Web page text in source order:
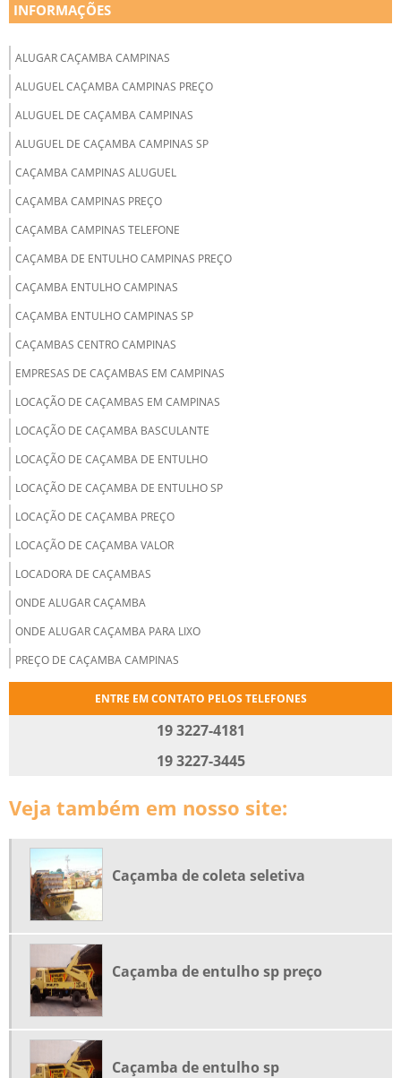
INFORMAÇÕES
ALUGAR CAÇAMBA CAMPINAS
ALUGUEL CAÇAMBA CAMPINAS PREÇO
ALUGUEL DE CAÇAMBA CAMPINAS
ALUGUEL DE CAÇAMBA CAMPINAS SP
CAÇAMBA CAMPINAS ALUGUEL
CAÇAMBA CAMPINAS PREÇO
CAÇAMBA CAMPINAS TELEFONE
CAÇAMBA DE ENTULHO CAMPINAS PREÇO
CAÇAMBA ENTULHO CAMPINAS
CAÇAMBA ENTULHO CAMPINAS SP
CAÇAMBAS CENTRO CAMPINAS
EMPRESAS DE CAÇAMBAS EM CAMPINAS
LOCAÇÃO DE CAÇAMBAS EM CAMPINAS
LOCAÇÃO DE CAÇAMBA BASCULANTE
LOCAÇÃO DE CAÇAMBA DE ENTULHO
LOCAÇÃO DE CAÇAMBA DE ENTULHO SP
LOCAÇÃO DE CAÇAMBA PREÇO
LOCAÇÃO DE CAÇAMBA VALOR
LOCADORA DE CAÇAMBAS
ONDE ALUGAR CAÇAMBA
ONDE ALUGAR CAÇAMBA PARA LIXO
PREÇO DE CAÇAMBA CAMPINAS
ALUGAR CAÇAMBA DE ENTULHO
ALUGUEL DE CAÇAMBAS TELEFONES
CAÇAMBA DE COLETA SELETIVA
CAÇAMBA DE ENTULHO PARA ALUGAR
CAÇAMBA DE ENTULHO SP
CAÇAMBA DE ENTULHO SP PREÇO
CAÇAMBA DE LIXO CAMPINAS
CAÇAMBA DE LIXO PARA ALUGAR
CAÇAMBA PARA ALUGAR SP
ENTRE EM CONTATO PELOS TELEFONES
19 3227-4181
19 3227-3445
Veja também em nosso site:
Caçamba de coleta seletiva
Caçamba de entulho sp preço
Caçamba de entulho sp